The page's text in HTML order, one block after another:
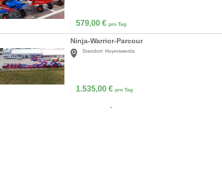
579,00 € pro Tag
Ninja-Warrior-Parcour
Standort: Hoyerswerda
1.535,00 € pro Tag